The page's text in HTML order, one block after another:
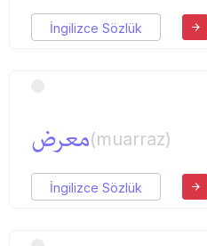
İngilizce Sözlük
معرض(muarraz)
İngilizce Sözlük